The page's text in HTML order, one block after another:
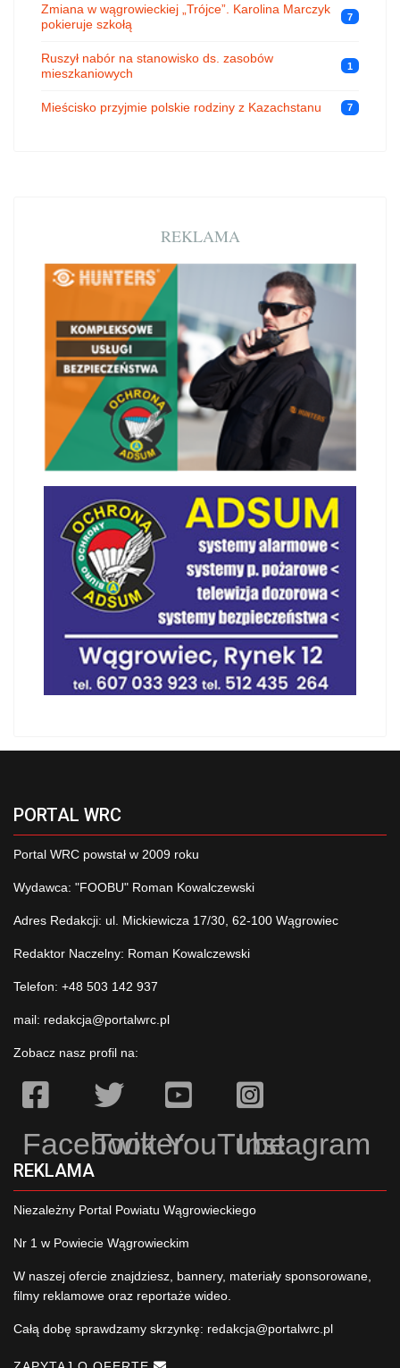
Zmiana w wągrowieckiej „Trójce”. Karolina Marczyk
pokieruje szkołą
7
Ruszył nabór na stanowisko ds. zasobów
mieszkaniowych
1
Mieścisko przyjmie polskie rodziny z Kazachstanu 7
REKLAMA
PORTAL WRC
Portal WRC powstał w 2009 roku
Wydawca: "FOOBU" Roman Kowalczewski
Adres Redakcji: ul. Mickiewicza 17/30, 62-100 Wągrowiec
Redaktor Naczelny: Roman Kowalczewski
Telefon: +48 503 142 937
mail: redakcja@portalwrc.pl
Zobacz nasz profil na:
Facebook
TwitterYouTubeInstagram
REKLAMA
Niezależny Portal Powiatu Wągrowieckiego
Nr 1 w Powiecie Wągrowieckim
W naszej ofercie znajdziesz, bannery, materiały sponsorowane,
filmy reklamowe oraz reportaże wideo.
Całą dobę sprawdzamy skrzynkę: redakcja@portalwrc.pl